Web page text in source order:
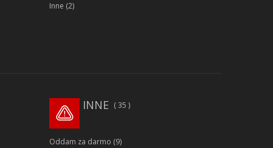
Inne (2)
35
INNE
Oddam za darmo (9)